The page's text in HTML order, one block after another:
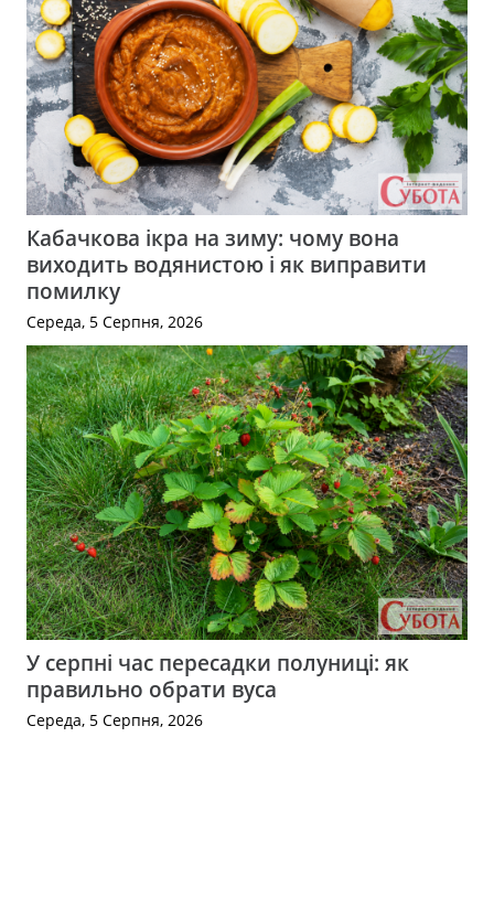
Кабачкова ікра на зиму: чому вона
виходить водянистою і як виправити
помилку
Середа, 5 Серпня, 2026
У серпні час пересадки полуниці: як
правильно обрати вуса
Середа, 5 Серпня, 2026